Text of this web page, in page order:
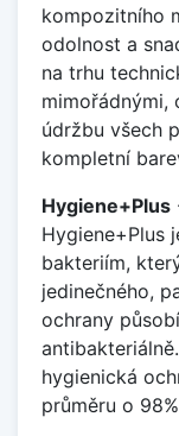
kompozitního
odolnost a
na trhu
mimořádnými,
údržbu všech
kompletní
Hygiene+Plus
Hygiene+Plus
bakteriím,
jedinečného,
ochrany
hygienická
průměru o